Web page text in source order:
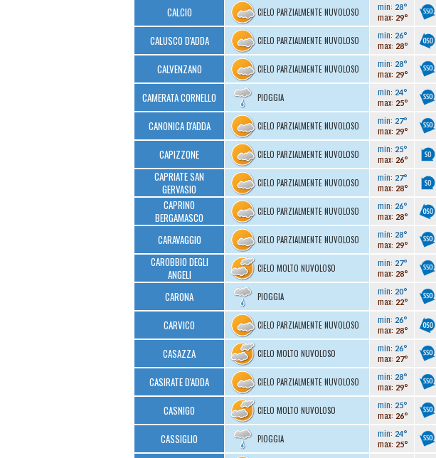
CALCIO CIELO PARZIALMENTE NUVOLOSO min: 28°
max: 29°
CALUSCO D'ADDA CIELO PARZIALMENTE NUVOLOSO min: 26°
max: 28°
CALVENZANO CIELO PARZIALMENTE NUVOLOSO min: 28°
max: 29°
CAMERATA CORNELLO PIOGGIA min: 24°
max: 25°
CANONICA D'ADDA CIELO PARZIALMENTE NUVOLOSO min: 27°
max: 29°
CAPIZZONE CIELO PARZIALMENTE NUVOLOSO min: 25°
max: 26°
CAPRIATE SAN
GERVASIO
CIELO PARZIALMENTE NUVOLOSO min: 27°
max: 28°
CAPRINO
BERGAMASCO
CIELO PARZIALMENTE NUVOLOSO min: 26°
max: 28°
CARAVAGGIO CIELO PARZIALMENTE NUVOLOSO min: 28°
max: 29°
CAROBBIO DEGLI
ANGELI
CIELO MOLTO NUVOLOSO min: 27°
max: 28°
CARONA PIOGGIA min: 20°
max: 22°
CARVICO CIELO PARZIALMENTE NUVOLOSO min: 26°
max: 28°
CASAZZA CIELO MOLTO NUVOLOSO min: 26°
max: 27°
CASIRATE D'ADDA CIELO PARZIALMENTE NUVOLOSO min: 28°
max: 29°
CASNIGO CIELO MOLTO NUVOLOSO min: 25°
max: 26°
CASSIGLIO PIOGGIA min: 24°
max: 25°